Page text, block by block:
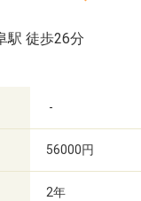
駅 徒歩26分
-
56000円
2年